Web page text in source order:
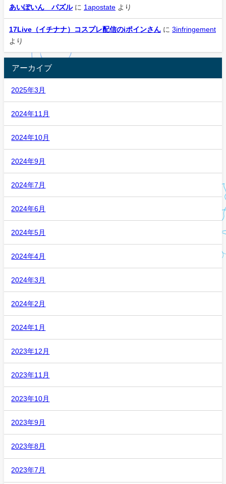
あいぽいん パズルに 1apostate より
17Live（イチナナ）コスプレ配信のiポインさん に 3infringement
より
アーカイブ
2025年3月
2024年11月
2024年10月
2024年9月
2024年7月
2024年6月
2024年5月
2024年4月
2024年3月
2024年2月
2024年1月
2023年12月
2023年11月
2023年10月
2023年9月
2023年8月
2023年7月